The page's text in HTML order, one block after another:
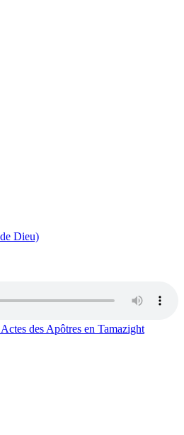
Dieu)
des Apôtres en Tamazight